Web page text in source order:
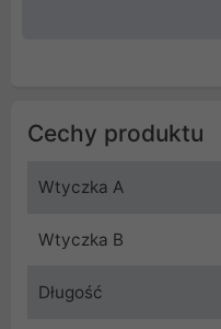
Cechy produktu
Wtyczka A
Wtyczka B
Długość